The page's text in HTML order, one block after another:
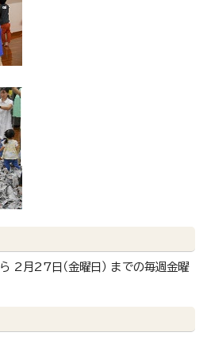
2月27日（金曜日） までの毎週金曜